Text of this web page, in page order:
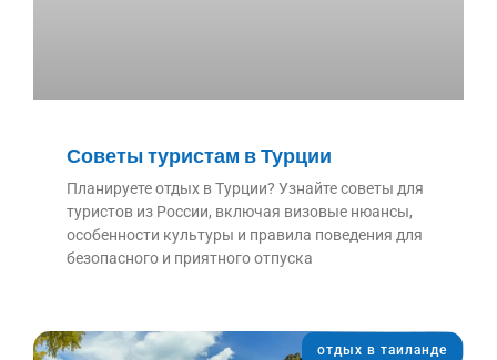
Советы туристам в Турции
Планируете отдых в Турции? Узнайте советы для
туристов из России, включая визовые нюансы,
особенности культуры и правила поведения для
безопасного и приятного отпуска
отдых в таиланде